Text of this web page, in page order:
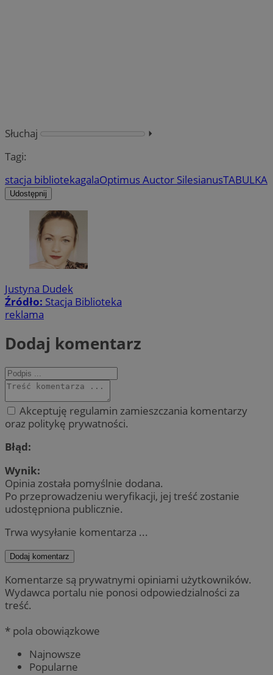
Słuchaj
⏵︎
Tagi:
stacja bibliotekagalaOptimus Auctor SilesianusTABULKA
Udostępnij
Justyna Dudek
Źródło: Stacja Biblioteka
reklama
Dodaj komentarz
Akceptuję regulamin zamieszczania komentarzy
oraz politykę prywatności.
Błąd:
Wynik:
Opinia została pomyślnie dodana.
Po przeprowadzeniu weryfikacji, jej treść zostanie
udostępniona publicznie.
Trwa wysyłanie komentarza ...
Dodaj komentarz
Komentarze są prywatnymi opiniami użytkowników.
Wydawca portalu nie ponosi odpowiedzialności za
treść.
* pola obowiązkowe
Najnowsze
Popularne